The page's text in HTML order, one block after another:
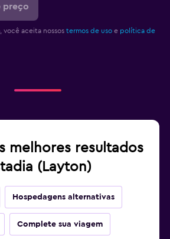
preço
você aceita nossos termos de uso e política de
melhores resultados
(Layton)
Hospedagens alternativas
Complete sua viagem